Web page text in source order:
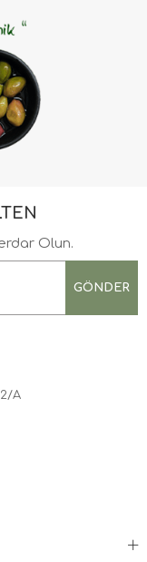
Olun.
GÖNDER
A